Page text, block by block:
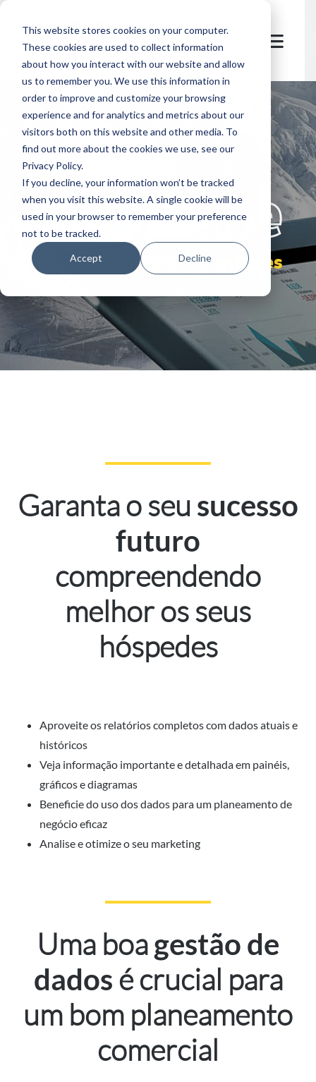
This website stores cookies on your computer.
These cookies are used to collect information
about how you interact with our website and allow
us to remember you. We use this information in
order to improve and customize your browsing
experience and for analytics and metrics about our
visitors both on this website and other media. To
find out more about the cookies we use, see our
Privacy Policy.
If you decline, your information won’t be tracked
when you visit this website. A single cookie will be
used in your browser to remember your preference
not to be tracked.
Accept Decline
let's
welcome
os relatórios & análises
Garanta o seu sucesso
futuro
compreendendo
melhor os seus
hóspedes
Aproveite os relatórios completos com dados atuais e
históricos
Veja informação importante e detalhada em painéis,
gráficos e diagramas
Beneficie do uso dos dados para um planeamento de
negócio eficaz
Analise e otimize o seu marketing
Uma boagestão de
dados é crucial para
um bom planeamento
comercial